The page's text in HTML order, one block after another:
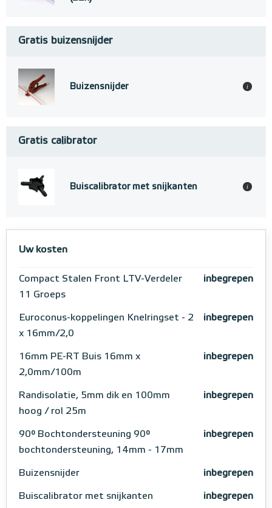
Gratis buizensnijder
Buizensnijder i
Gratis calibrator
Buiscalibrator met snijkanten i
Uw kosten
Compact Stalen Front LTV-Verdeler
11 Groeps
inbegrepen
Euroconus-koppelingen Knelringset - 2
x 16mm/2,0
inbegrepen
16mm PE-RT Buis 16mm x
2,0mm/100m
inbegrepen
Randisolatie, 5mm dik en 100mm
hoog / rol 25m
inbegrepen
90° Bochtondersteuning 90°
bochtondersteuning, 14mm - 17mm
inbegrepen
Buizensnijder inbegrepen
Buiscalibrator met snijkanten inbegrepen